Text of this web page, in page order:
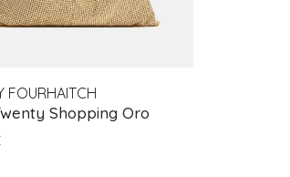
FOURHAITCH
Shopping Oro